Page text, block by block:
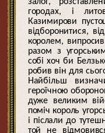
городах, і
Казимирови
відборонитися,
королем,
разом з
собі хоч би
робив він для
Найбільш
героїчною
дуже великим
поміч король
і післали до
той не